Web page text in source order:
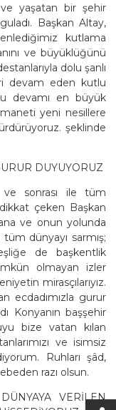
ve yaşatan bir şehir
Başkan Altay,
kutlama
ve büyüklüğünü
dolu şanlı
devam eden kutlu
devamı en büyük
yeni nesillere
şeklinde
DUYUYORUZ
ve sonrası ile tüm
çeken Başkan
ve onun yolunda
dünyayı sarmış;
de başkentlik
olmayan izler
mirasçılarıyız.
ecdadımızla gurur
Konyanın başşehir
bize vatan kılan
ve isimsiz
Ruhları şâd,
razı olsun.
VERİLEN